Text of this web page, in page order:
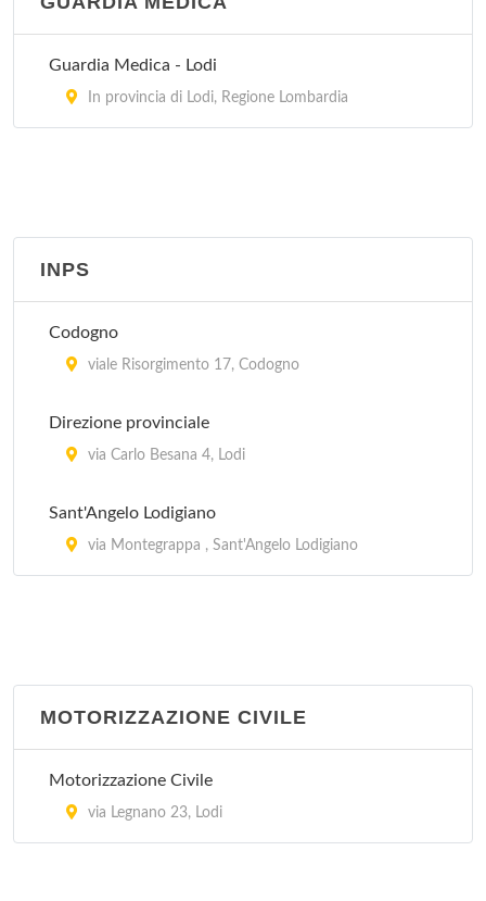
Guardia Medica - Lodi
In provincia di Lodi, Regione Lombardia
INPS
Codogno
viale Risorgimento 17, Codogno
Direzione provinciale
via Carlo Besana 4, Lodi
Sant'Angelo Lodigiano
via Montegrappa , Sant'Angelo Lodigiano
MOTORIZZAZIONE CIVILE
Motorizzazione Civile
via Legnano 23, Lodi